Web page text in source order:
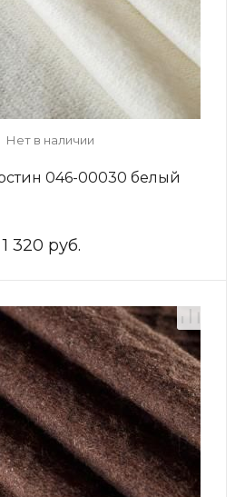
Нет в наличии
046-00030 белый
1 320 руб.